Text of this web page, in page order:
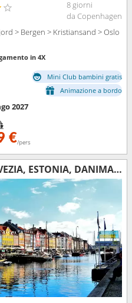
8 giorni
da Copenhagen
> Bergen > Kristiansand > Oslo
in 4X
Mini Club bambini gratis
Animazione a bordo
2027
€/pers
GERMANIA, FINLANDIA, SVEZIA, ESTONIA, DANIMARCA